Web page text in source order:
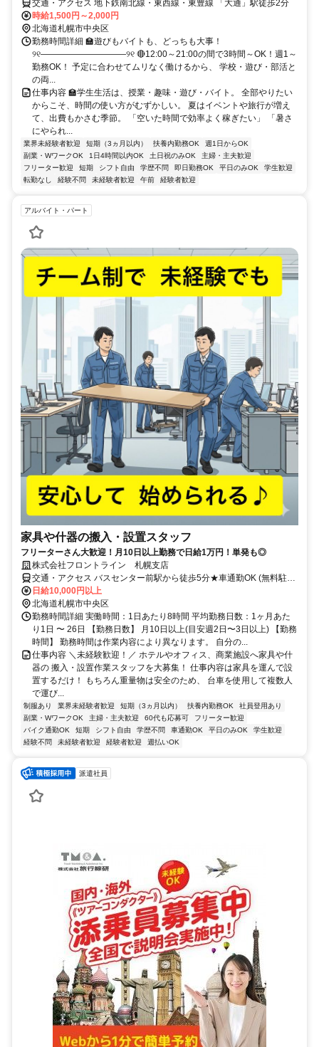
交通・アクセス 地下鉄南北線・東西線・東豊線 「大通」駅徒歩2分
時給1,500円～2,000円
北海道札幌市中央区
勤務時間詳細 🏫遊びもバイトも、どっちも大事！
୨୧――――――――――୨୧ 🔴12:00～21:00の間で3時間～OK！週1～
勤務OK！ 予定に合わせてムリなく働けるから、 学校・遊び・部活と
の両...
仕事内容 🏫学生生活は、授業・趣味・遊び・バイト。 全部やりたい
からこそ、時間の使い方がむずかしい。 夏はイベントや旅行が増え
て、出費もかさむ季節。 「空いた時間で効率よく稼ぎたい」 「暑さ
にやられ...
業界未経験者歓迎 短期（3ヵ月以内） 扶養内勤務OK
週1日からOK
副業・WワークOK
1日4時間以内OK 土日祝のみOK
主婦・主夫歓迎
フリーター歓迎
短期 シフト自由 学歴不問 即日勤務OK 平日のみOK
学生歓迎
転勤なし
経験不問 未経験者歓迎 午前 経験者歓迎
アルバイト・パート
家具や什器の搬入・設置スタッフ
フリーターさん大歓迎！月10日以上勤務で日給1万円！単発も◎
株式会社フロントライン 札幌支店
交通・アクセス バスセンター前駅から徒歩5分★車通勤OK (無料駐車
場完備)
日給10,000円以上
北海道札幌市中央区
勤務時間詳細 実働時間：1日あたり8時間 平均勤務日数：1ヶ月あた
り1日 〜 26日 【勤務日数】 月10日以上(目安週2日〜3日以上) 【勤務
時間】 勤務時間は作業内容により異なります。 自分の...
仕事内容 ＼未経験歓迎！／ ホテルやオフィス、商業施設へ家具や什
器の 搬入・設置作業スタッフを大募集！ 仕事内容は家具を運んで設
置するだけ！ もちろん重量物は安全のため、 台車を使用して複数人
で運び...
制服あり 業界未経験者歓迎 短期（3ヵ月以内） 扶養内勤務OK
社員登用あり
副業・WワークOK
主婦・主夫歓迎 60代も応募可
フリーター歓迎
バイク通勤OK
短期 シフト自由 学歴不問 車通勤OK 平日のみOK
学生歓迎
経験不問
未経験者歓迎 経験者歓迎 週払いOK
派遣社員